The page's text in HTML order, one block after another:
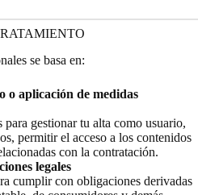
se basa en:
o aplicación de medidas
para gestionar tu alta como usuario,
permitir el acceso a los contenidos
con la contratación.
legales
cumplir con obligaciones derivadas